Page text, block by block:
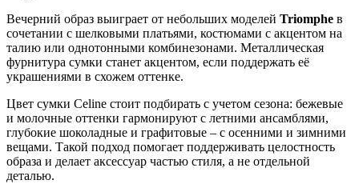
Вечерний образ выиграет от небольших моделей Triomphe в
сочетании с шелковыми платьями, костюмами с акцентом на
талию или однотонными комбинезонами. Металлическая
фурнитура сумки станет акцентом, если поддержать её
украшениями в схожем оттенке.
Цвет сумки Celine стоит подбирать с учетом сезона: бежевые
и молочные оттенки гармонируют с летними ансамблями,
глубокие шоколадные и графитовые – с осенними и зимними
вещами. Такой подход помогает поддерживать целостность
образа и делает аксессуар частью стиля, а не отдельной
деталью.